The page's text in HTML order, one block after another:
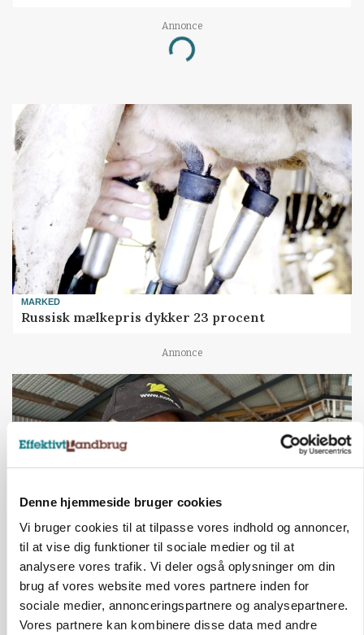
Denne hjemmeside bruger cookies
Vi bruger cookies til at tilpasse vores indhold og annoncer,
til at vise dig funktioner til sociale medier og til at
analysere vores trafik. Vi deler også oplysninger om din
brug af vores website med vores partnere inden for
sociale medier, annonceringspartnere og analysepartnere.
Vores partnere kan kombinere disse data med andre
Annonce
Loading...
MARKED
Russisk mælkepris dykker 23 procent
Annonce
POLITIK
»Nu stopper I«: Landbrugsdebattør og
protestgruppe vil demonstrere mod ny
gødskningslov